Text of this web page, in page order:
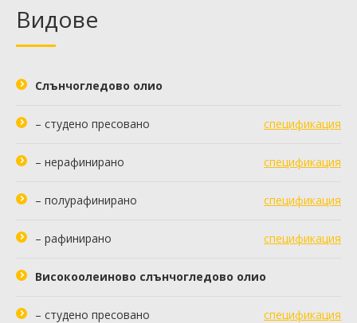
Видове
Слънчогледово олио
– студено пресовано спецификация
– нерафинирано спецификация
– полурафинирано спецификация
– рафинирано спецификация
Високоолеиново слънчогледово олио
– студено пресовано спецификация